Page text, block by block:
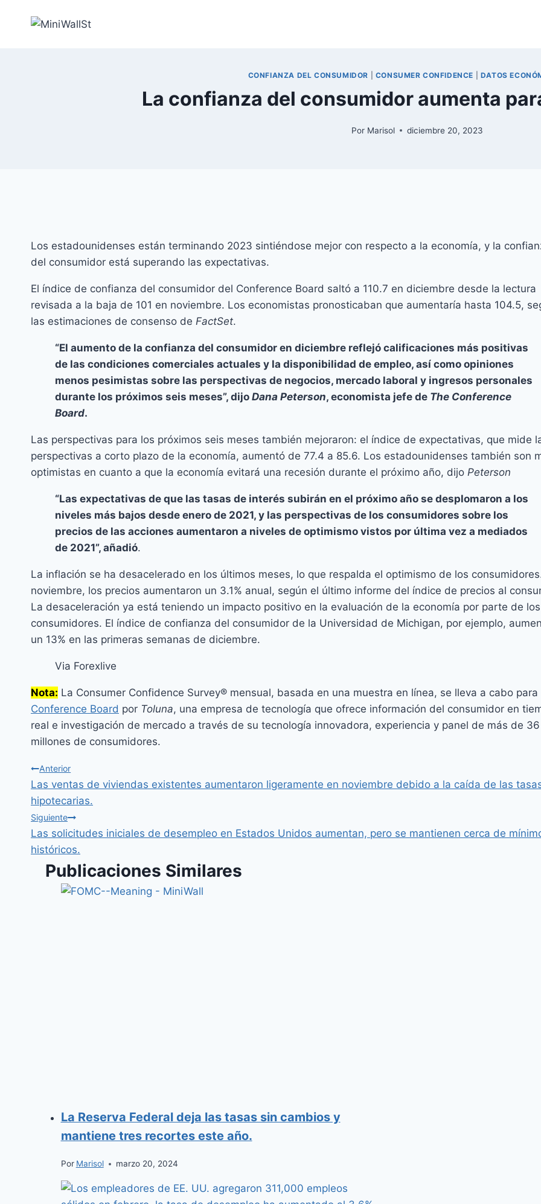
CONFIANZA DEL CONSUMIDOR CONSUMER CONFIDENCE DATOS
La confianza del consumidor aumenta
Por Marisol diciembre 20, 2023
Los estadounidenses están terminando 2023 sintiéndose mejor con respecto a la economía, y la
del consumidor está superando las expectativas.
El índice de confianza del consumidor del Conference Board saltó a 110.7 en diciembre desde la lectura
revisada a la baja de 101 en noviembre. Los economistas pronosticaban que aumentaría hasta 104.5,
las estimaciones de consenso de FactSet.
“El aumento de la confianza del consumidor en diciembre reflejó calificaciones más positivas
de las condiciones comerciales actuales y la disponibilidad de empleo, así como opiniones
menos pesimistas sobre las perspectivas de negocios, mercado laboral y ingresos personales
durante los próximos seis meses”, dijo Dana Peterson, economista jefe de The Conference
Board.
Las perspectivas para los próximos seis meses también mejoraron: el índice de expectativas, que mide
perspectivas a corto plazo de la economía, aumentó de 77.4 a 85.6. Los estadounidenses también son
optimistas en cuanto a que la economía evitará una recesión durante el próximo año, dijo Peterson
“Las expectativas de que las tasas de interés subirán en el próximo año se desplomaron a los
niveles más bajos desde enero de 2021, y las perspectivas de los consumidores sobre los
precios de las acciones aumentaron a niveles de optimismo vistos por última vez a mediados
de 2021”, añadió.
La inflación se ha desacelerado en los últimos meses, lo que respalda el optimismo de los
noviembre, los precios aumentaron un 3.1% anual, según el último informe del índice de precios al
La desaceleración ya está teniendo un impacto positivo en la evaluación de la economía por parte de los
consumidores. El índice de confianza del consumidor de la Universidad de Michigan, por ejemplo,
un 13% en las primeras semanas de diciembre.
Via Forexlive
Nota: La Consumer Confidence Survey® mensual, basada en una muestra en línea, se lleva a cabo para
Conference Board por Toluna, una empresa de tecnología que ofrece información del consumidor en
real e investigación de mercado a través de su tecnología innovadora, experiencia y panel de más de 36
millones de consumidores.
Anterior
Las ventas de viviendas existentes aumentaron ligeramente en noviembre debido a la caída de las
hipotecarias.
Siguiente
Las solicitudes iniciales de desempleo en Estados Unidos aumentan, pero se mantienen cerca de
históricos.
Publicaciones Similares
La Reserva Federal deja las tasas sin cambios y
mantiene tres recortes este año.
Por Marisol marzo 20, 2024